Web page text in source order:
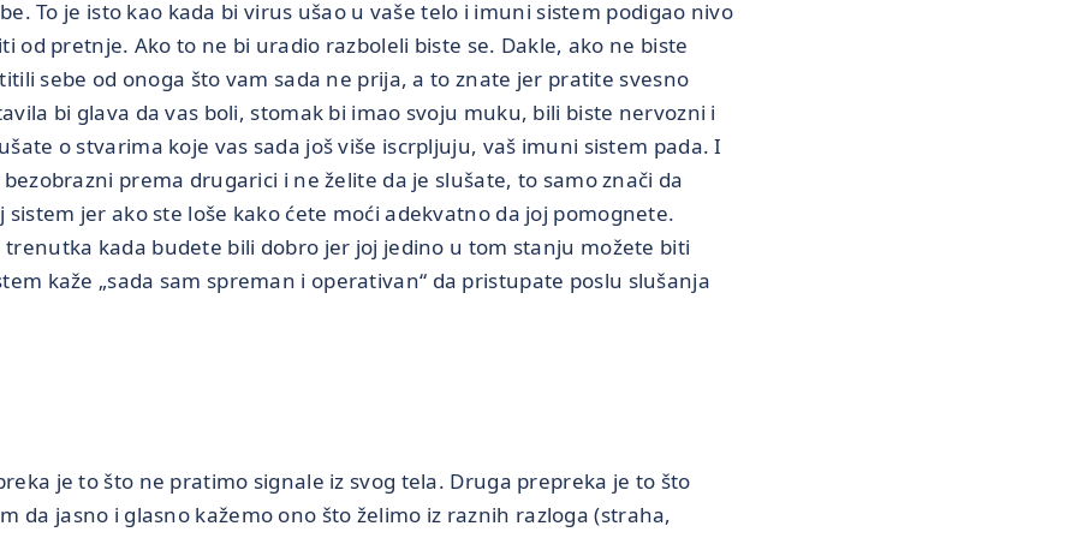
To je isto kao kada bi virus ušao u vaše telo i imuni sistem podigao nivo
od pretnje. Ako to ne bi uradio razboleli biste se. Dakle, ako ne biste
sebe od onoga što vam sada ne prija, a to znate jer pratite svesno
bi glava da vas boli, stomak bi imao svoju muku, bili biste nervozni i
o stvarima koje vas sada još više iscrpljuju, vaš imuni sistem pada. I
prema drugarici i ne želite da je slušate, to samo znači da
sistem jer ako ste loše kako ćete moći adekvatno da joj pomognete.
trenutka kada budete bili dobro jer joj jedino u tom stanju možete biti
kaže „sada sam spreman i operativan“ da pristupate poslu slušanja
je to što ne pratimo signale iz svog tela. Druga prepreka je to što
da jasno i glasno kažemo ono što želimo iz raznih razloga (straha,